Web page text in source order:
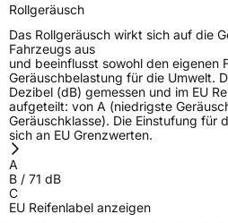
Rollgeräusch
Das Rollgeräusch wirkt sich auf die
Fahrzeugs aus
und beeinflusst sowohl den eigenen
Geräuschbelastung für die Umwelt.
Dezibel (dB) gemessen und im EU
aufgeteilt: von A (niedrigste
Geräuschklasse). Die Einstufung für
sich an EU Grenzwerten.
A
B / 71 dB
C
EU Reifenlabel anzeigen